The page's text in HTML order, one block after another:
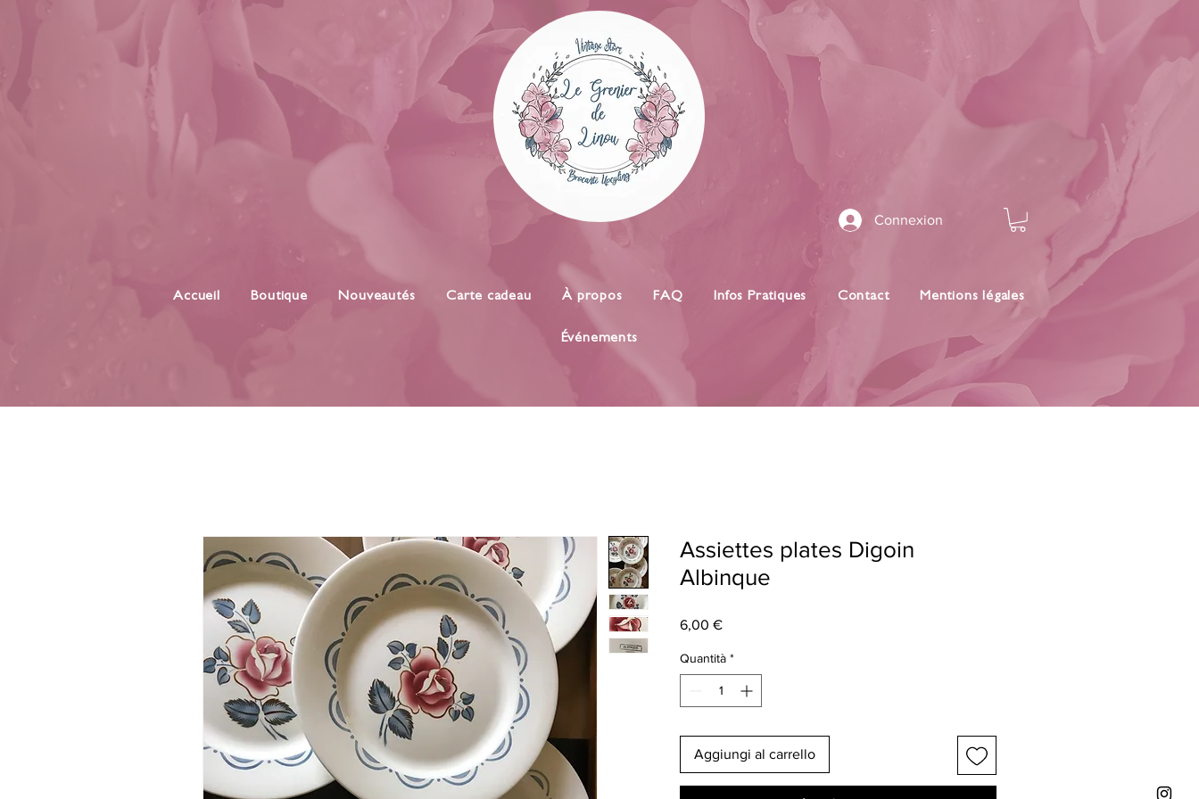
Connexion
Accueil Boutique Nouveautés Carte cadeau À propos FAQ Infos Pratiques Contact Mentions légales
Événements
Assiettes plates Digoin
Albinque
6,00 €Prezzo
Quantità *
Aggiungi al carrello